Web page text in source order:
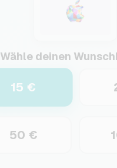
Wähle deinen
15 €
50 €